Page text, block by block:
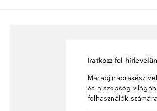
Iratkozz fel
Maradj naprakész
és a szépség
felhasználók